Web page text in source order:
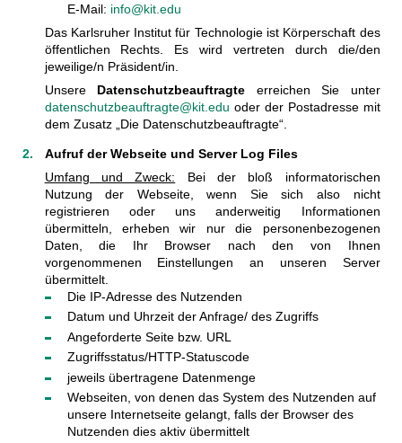
E-Mail: info@kit.edu
Das Karlsruher Institut für Technologie ist Körperschaft des
öffentlichen Rechts. Es wird vertreten durch die/den
jeweilige/n Präsident/in.
Unsere Datenschutzbeauftragte erreichen Sie unter
datenschutzbeauftragte@kit.edu oder der Postadresse mit
dem Zusatz „Die Datenschutzbeauftragte“.
Aufruf der Webseite und Server Log Files
Umfang und Zweck: Bei der bloß informatorischen
Nutzung der Webseite, wenn Sie sich also nicht
registrieren oder uns anderweitig Informationen
übermitteln, erheben wir nur die personenbezogenen
Daten, die Ihr Browser nach den von Ihnen
vorgenommenen Einstellungen an unseren Server
übermittelt.
Die IP-Adresse des Nutzenden
Datum und Uhrzeit der Anfrage/ des Zugriffs
Angeforderte Seite bzw. URL
Zugriffsstatus/HTTP-Statuscode
jeweils übertragene Datenmenge
Webseiten, von denen das System des Nutzenden auf
unsere Internetseite gelangt, falls der Browser des
Nutzenden dies aktiv übermittelt